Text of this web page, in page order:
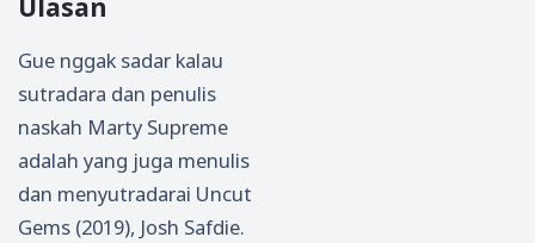
Gue nggak sadar kalau
sutradara dan penulis
naskah Marty Supreme
adalah yang juga menulis
dan menyutradarai Uncut
Gems (2019), Josh Safdie.